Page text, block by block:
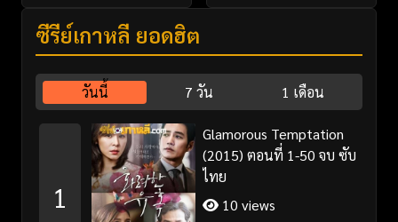
ซีรี่ย์เกาหลี ยอดฮิต
วันนี้ 7 วัน 1 เดือน
1
Glamorous Temptation
(2015) ตอนที่ 1-50 จบ ซับ
ไทย
10 views